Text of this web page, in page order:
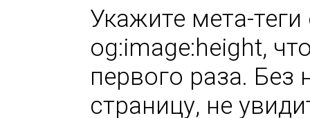
Укажите мета-
og:image:height,
первого раза. Без
страницу, не